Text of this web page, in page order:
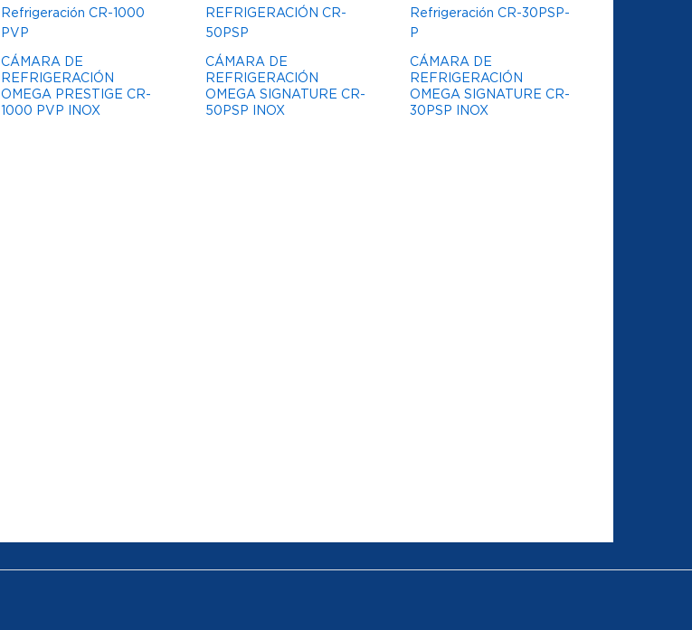
CÁMARA DE
REFRIGERACIÓN
OMEGA PRESTIGE CR-
1000 PVP INOX
CÁMARA DE
REFRIGERACIÓN
OMEGA SIGNATURE CR-
50PSP INOX
CÁMARA DE
REFRIGERACIÓN
OMEGA SIGNATURE CR-
30PSP INOX